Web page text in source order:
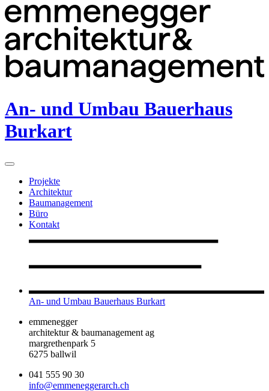
An- und Umbau Bauerhaus
Burkart
Projekte
Architektur
Baumanagement
Büro
Kontakt
An- und Umbau Bauerhaus Burkart
emmenegger
architektur & baumanagement ag
margrethenpark 5
6275 ballwil
041 555 90 30
info@emmeneggerarch.ch